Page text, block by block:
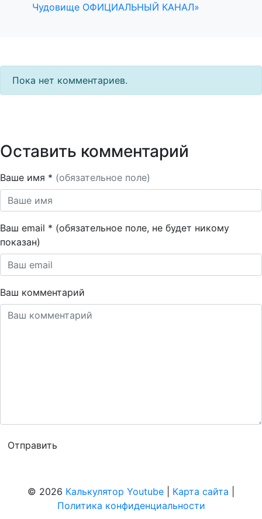
Чудовище ОФИЦИАЛЬНЫЙ КАНАЛ»
Пока нет комментариев.
Оставить комментарий
Ваше имя * (обязательное поле)
Ваш email * (обязательное поле, не будет никому
показан)
Ваш комментарий
© 2026 Калькулятор Youtube Карта сайта
Политика конфиденциальности